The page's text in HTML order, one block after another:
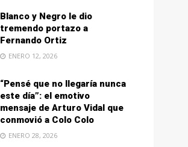
Blanco y Negro le dio
tremendo portazo a
Fernando Ortiz
ENERO 12, 2026
“Pensé que no llegaría nunca
este día”: el emotivo
mensaje de Arturo Vidal que
conmovió a Colo Colo
ENERO 28, 2026